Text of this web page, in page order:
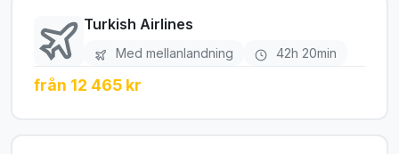
Turkish Airlines
Med mellanlandning 42h 20min
från 12 465 kr